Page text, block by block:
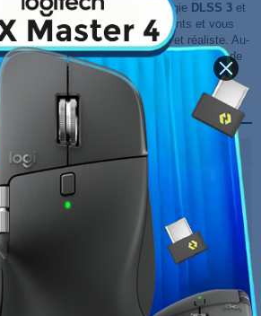
8GB s'appuie sur la technologie DLSS 3 et
sublimer les jeux les plus récents et vous
vidéoludique immersive et réaliste. Au-
NVIDIA GeForce RTX 4060 offrent de
créer et streamer.
Nvidia
NVIDIA GeForce RTX 4060 8Go
GDDR6